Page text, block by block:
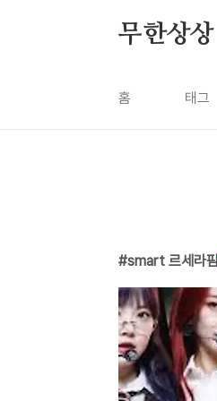
무한상상
홈 태그
smart 르세라핌